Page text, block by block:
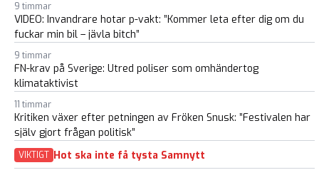
9 timmar
VIDEO: Invandrare hotar p-vakt: ”Kommer leta efter dig om du
fuckar min bil – jävla bitch”
9 timmar
FN-krav på Sverige: Utred poliser som omhändertog
klimataktivist
11 timmar
Kritiken växer efter petningen av Fröken Snusk: ”Festivalen har
själv gjort frågan politisk”
VIKTIGT Hot ska inte få tysta Samnytt